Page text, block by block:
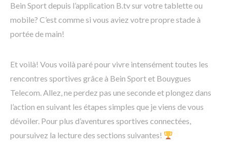
Bein Sport depuis l’application B.tv sur votre tablette ou
mobile? C’est comme si vous aviez votre propre stade à
portée de main!
Et voilà! Vous voilà paré pour vivre intensément toutes les
rencontres sportives grâce à Bein Sport et Bouygues
Telecom. Allez, ne perdez pas une seconde et plongez dans
l’action en suivant les étapes simples que je viens de vous
dévoiler. Pour plus d’aventures sportives connectées,
poursuivez la lecture des sections suivantes!